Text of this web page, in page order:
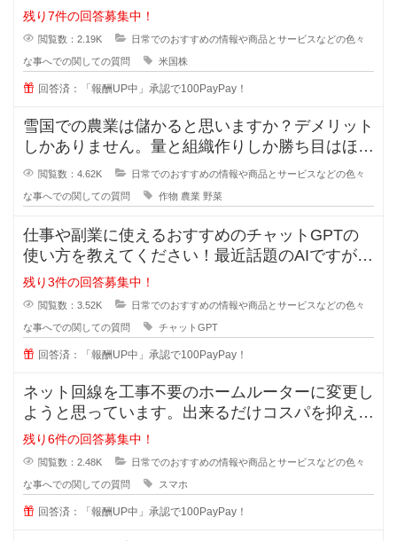
主流ですが、皆が同じものに投資
残り7件の回答募集中！
閲覧数：2.19K 日常でのおすすめの情報や商品とサービスなどの色々
な事へでの関しての質問 米国株
回答済：「報酬UP中」承認で100PayPay！
雪国での農業は儲かると思いますか？デメリット
しかありません。量と組織作りしか勝ち目はほと
んどありません。場所の取り合いは
閲覧数：4.62K 日常でのおすすめの情報や商品とサービスなどの色々
な事へでの関しての質問 作物 農業 野菜
仕事や副業に使えるおすすめのチャットGPTの
使い方を教えてください！最近話題のAIですが、
実は上手く扱えずどうすれば実用
残り3件の回答募集中！
閲覧数：3.52K 日常でのおすすめの情報や商品とサービスなどの色々
な事へでの関しての質問 チャットGPT
回答済：「報酬UP中」承認で100PayPay！
ネット回線を工事不要のホームルーターに変更し
ようと思っています。出来るだけコスパを抑えた
いです。オススメのルーターやプラ
残り6件の回答募集中！
閲覧数：2.48K 日常でのおすすめの情報や商品とサービスなどの色々
な事へでの関しての質問 スマホ
回答済：「報酬UP中」承認で100PayPay！